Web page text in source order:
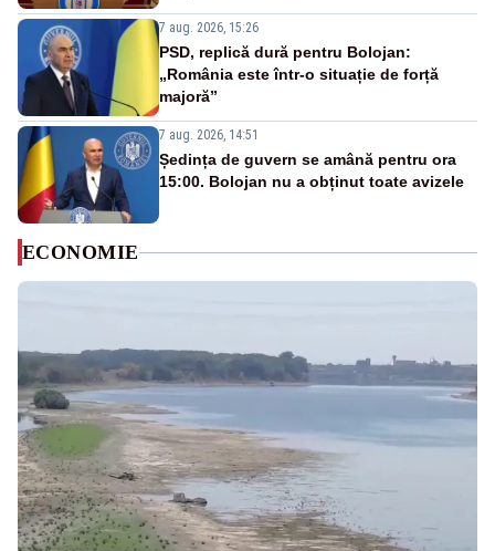
7 aug. 2026, 15:26
PSD, replică dură pentru Bolojan:
„România este într-o situație de forță
majoră”
7 aug. 2026, 14:51
Ședința de guvern se amână pentru ora
15:00. Bolojan nu a obținut toate avizele
ECONOMIE